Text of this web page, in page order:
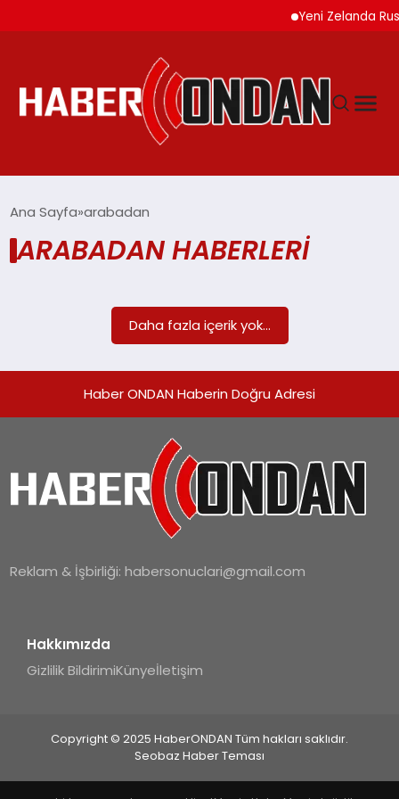
Yeni Zelanda
SIYASET
SPOR
Ana Sayfa arabadan
ARABADAN HABERLERI
Daha fazla içerik yok...
Haber ONDAN Haberin Doğru Adresi
Reklam & İşbirliği:habersonuclari@gmail.com
Hakkımızda
Gizlilik BildirimiKünyeİletişim
Copyright © 2025 HaberONDAN Tüm hakları saklıdır.
Seobaz Haber Teması